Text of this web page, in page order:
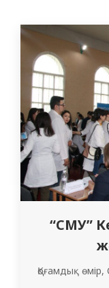
“СМУ”
Қоғамдық өмір,